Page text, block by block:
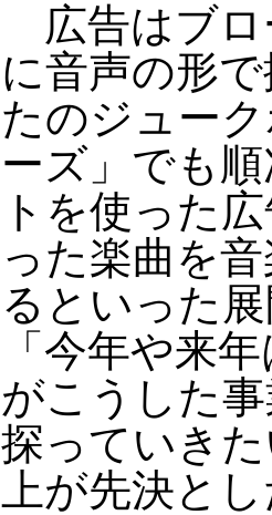
広告はブロ
に音声の形
たのジュー
ーズ」でも
トを使った
った楽曲を
るといった
「今年や来
がこうした
探っていき
上が先決と